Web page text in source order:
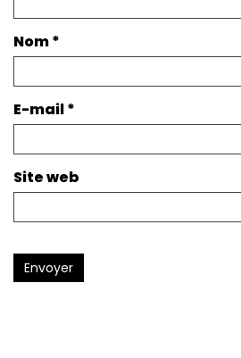
Nom*
E-mail*
Site web
Envoyer